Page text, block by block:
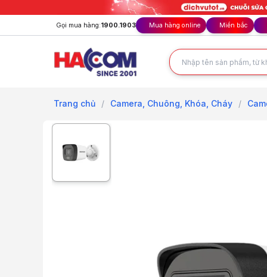
Gọi mua hàng:1900.1903 Mua hàng online Miền bắc
Trang chủ / Camera, Chuông, Khóa, Cháy /